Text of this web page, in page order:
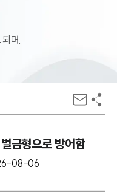
되며,
금형으로 방어함
08-06